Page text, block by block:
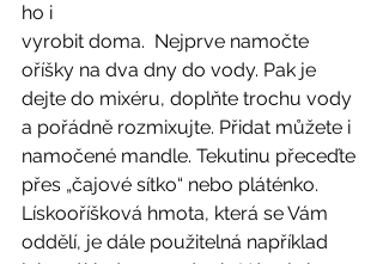
ho i
vyrobit doma.  Nejprve namočte
oříšky na dva dny do vody. Pak je
dejte do mixéru, doplňte trochu vody
a pořádně rozmixujte. Přidat můžete i
namočené mandle. Tekutinu přeceďte
přes „čajové sítko“ nebo pláténko.
Lískooříšková hmota, která se Vám
oddělí, je dále použitelná například